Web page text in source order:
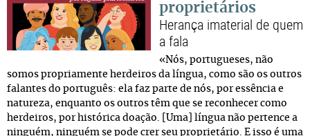
proprietários
Herança imaterial de quem
a fala
«Nós, portugueses, não
somos propriamente herdeiros da língua, como são os outros
falantes do português: ela faz parte de nós, por essência e
natureza, enquanto os outros têm que se reconhecer como
herdeiros, por histórica doação. [Uma] língua não pertence a
ninguém, ninguém se pode crer seu proprietário. E isso é uma